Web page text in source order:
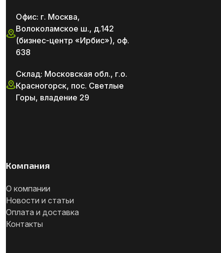
Офис: г. Москва,
Волоколамское ш., д.142
(бизнес-центр «Ирбис»), оф.
638
Склад: Московская обл., г.о.
Красногорск, пос. Светлые
Горы, владение 29
Компания
О компании
Новости и статьи
Оплата и доставка
Контакты